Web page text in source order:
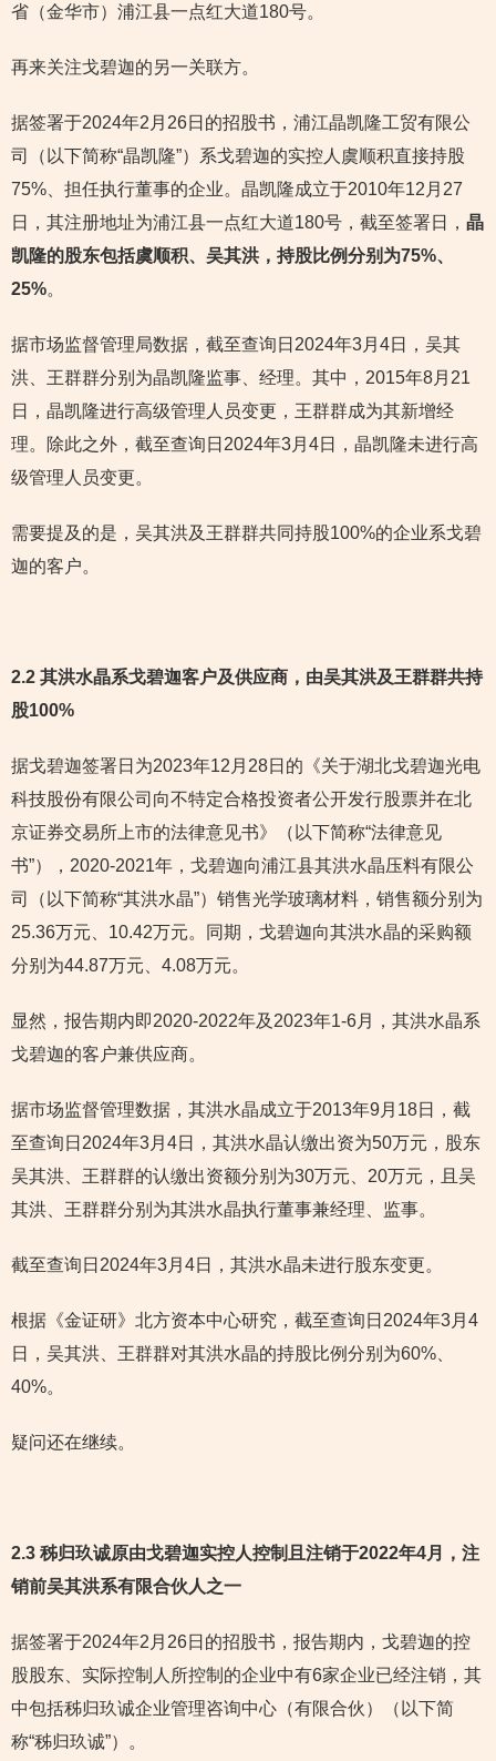
省（金华市）浦江县一点红大道180号。
再来关注戈碧迦的另一关联方。
据签署于2024年2月26日的招股书，浦江晶凯隆工贸有限公
司（以下简称“晶凯隆”）系戈碧迦的实控人虞顺积直接持股
75%、担任执行董事的企业。晶凯隆成立于2010年12月27
日，其注册地址为浦江县一点红大道180号，截至签署日， 晶
凯隆的股东包括虞顺积、吴其洪，持股比例分别为75%、
25%。
据市场监督管理局数据，截至查询日2024年3月4日，吴其
洪、王群群分别为晶凯隆监事、经理。其中，2015年8月21
日，晶凯隆进行高级管理人员变更，王群群成为其新增经
理。除此之外，截至查询日2024年3月4日，晶凯隆未进行高
级管理人员变更。
需要提及的是，吴其洪及王群群共同持股100%的企业系戈碧
迦的客户。
2.2 其洪水晶系戈碧迦客户及供应商，由吴其洪及王群群共持
股100%
据戈碧迦签署日为2023年12月28日的《关于湖北戈碧迦光电
科技股份有限公司向不特定合格投资者公开发行股票并在北
京证券交易所上市的法律意见书》（以下简称“法律意见
书”），2020-2021年，戈碧迦向浦江县其洪水晶压料有限公
司（以下简称“其洪水晶”）销售光学玻璃材料，销售额分别为
25.36万元、10.42万元。同期，戈碧迦向其洪水晶的采购额
分别为44.87万元、4.08万元。
显然，报告期内即2020-2022年及2023年1-6月，其洪水晶系
戈碧迦的客户兼供应商。
据市场监督管理数据，其洪水晶成立于2013年9月18日，截
至查询日2024年3月4日，其洪水晶认缴出资为50万元，股东
吴其洪、王群群的认缴出资额分别为30万元、20万元，且吴
其洪、王群群分别为其洪水晶执行董事兼经理、监事。
截至查询日2024年3月4日，其洪水晶未进行股东变更。
根据《金证研》北方资本中心研究，截至查询日2024年3月4
日，吴其洪、王群群对其洪水晶的持股比例分别为60%、
40%。
疑问还在继续。
2.3 秭归玖诚原由戈碧迦实控人控制且注销于2022年4月，注
销前吴其洪系有限合伙人之一
据签署于2024年2月26日的招股书，报告期内，戈碧迦的控
股股东、实际控制人所控制的企业中有6家企业已经注销，其
中包括秭归玖诚企业管理咨询中心（有限合伙）（以下简
称“秭归玖诚”）。